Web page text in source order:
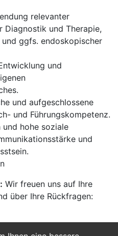
relevanter
Diagnostik und Therapie,
ggfs. endoskopischer
und
und aufgeschlossene
und Führungskompetenz.
und hohe soziale
und
Wir freuen uns auf Ihre
über Ihre Rückfragen: